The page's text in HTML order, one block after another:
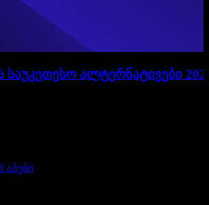
საუკეთესო ალტერნატივები
აპები